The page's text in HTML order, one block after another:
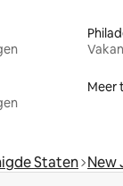
Meer
Staten New